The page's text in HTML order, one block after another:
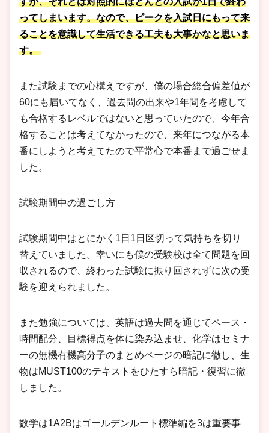
ってしまいます。なので、ピークを入試日にもって来
ることを意識して生活できる工夫も大事かなと思いま
す。
また試験までの心構えですが、僕の場合総合偏差値が
60にも届いてなく、過去問の出来や1年間を考慮して
も合格するレベルではないと思っていたので、今年合
格することは考えてなかったので、来年につながる本
番にしようと考えてたので平常心で本番まで過ごせま
した。
試験期間中の過ごし方
試験期間中はとにかく1日1日区切って気持ちを切り
替えていました。幸いにも僕の受験校は全て問題を回
収されるので、終わった試験に振り回されずに次の受
験を迎えられました。
また勉強については、英語は過去問を通じてペース・
時間配分、目標得点を体に染み込ませ、化学はセミナ
ーの無機有機高分子のまとめページの暗記に徹し、生
物はMUST100のテキストをひたすら暗記・復習に徹
しました。
数学は1A2Bはゴールデンルート標準編を3は重要事